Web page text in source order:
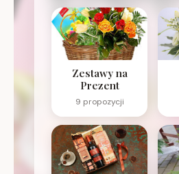
Zestawy na
Prezent
9 propozycji